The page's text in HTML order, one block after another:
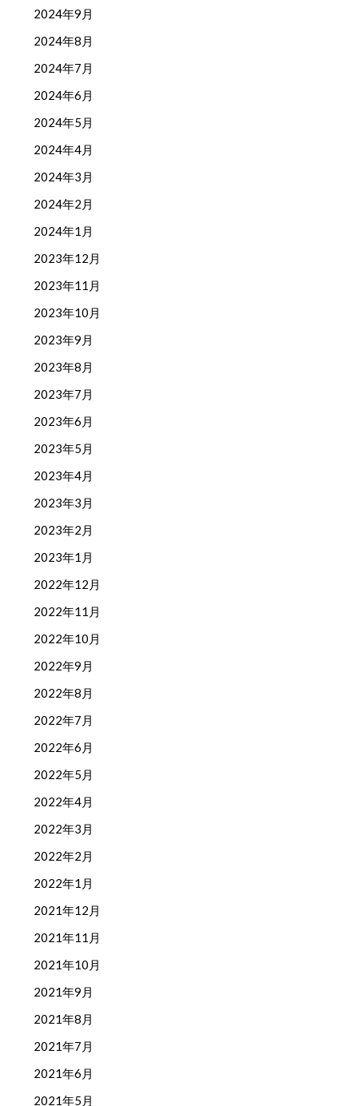
2024年9月
2024年8月
2024年7月
2024年6月
2024年5月
2024年4月
2024年3月
2024年2月
2024年1月
2023年12月
2023年11月
2023年10月
2023年9月
2023年8月
2023年7月
2023年6月
2023年5月
2023年4月
2023年3月
2023年2月
2023年1月
2022年12月
2022年11月
2022年10月
2022年9月
2022年8月
2022年7月
2022年6月
2022年5月
2022年4月
2022年3月
2022年2月
2022年1月
2021年12月
2021年11月
2021年10月
2021年9月
2021年8月
2021年7月
2021年6月
2021年5月